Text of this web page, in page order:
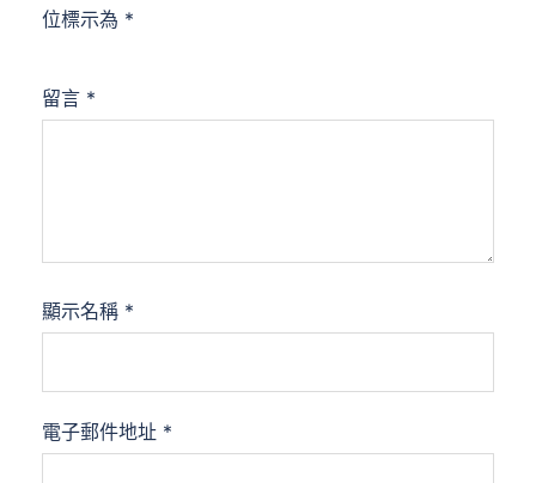
位標示為 *
留言 *
顯示名稱 *
電子郵件地址 *